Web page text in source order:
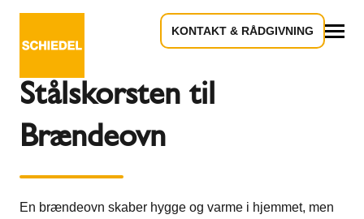
KONTAKT & RÅDGIVNING
Stålskorsten til
Brændeovn
En brændeovn skaber hygge og varme i hjemmet, men